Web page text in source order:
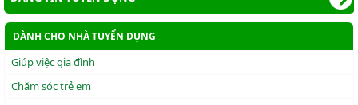
DÀNH CHO NHÀ TUYỂN DỤNG
Giúp việc gia đình
Chăm sóc trẻ em